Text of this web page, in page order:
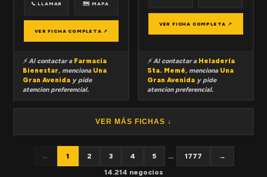
📞 LLAMAR 🗺 MAPA
VER FICHA COMPLETA ↗
⚡ Al contactar a Farmacia
Bienestar, menciona Una
Gran Avenida y pide
atencion preferencial.
VER FICHA COMPLETA ↗
⚡ Al contactar a Heladería
Sta. Memé, menciona Una
Gran Avenida y pide
atencion preferencial.
VER MÁS FICHAS ↓
← 1 2 3 4 5 ... 1777
→
14.214 negocios